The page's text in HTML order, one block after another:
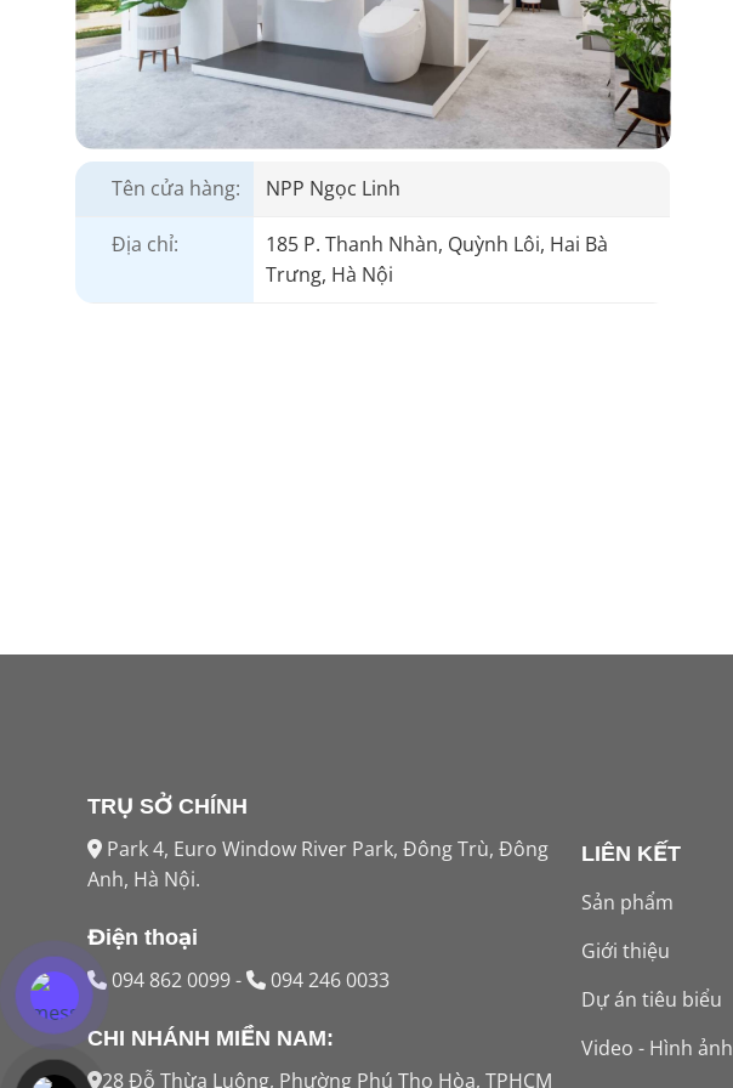
Tên cửa hàng: NPP Ngọc Linh
Địa chỉ:
185 P. Thanh Nhàn, Quỳnh Lôi, Hai Bà
Trưng, Hà Nội
TRỤ SỞ CHÍNH
Park 4, Euro Window River Park, Đông Trù, Đông
Anh, Hà Nội.
Điện thoại
094 862 0099- 094 246 0033
CHI NHÁNH MIỀN NAM:
28 Đỗ Thừa Luông, Phường Phú Thọ Hòa, TPHCM
LIÊN KẾT
Sản phẩm
Giới thiệu
Dự án tiêu biểu
Video - Hình ảnh